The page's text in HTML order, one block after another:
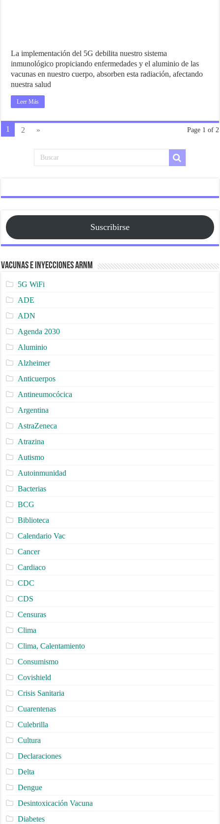
La implementación del 5G debilita nuestro sistema
inmunológico propiciando enfermedades y el aluminio de las
vacunas en nuestro cuerpo, absorben esta radiación, afectando
nuestra salud
Leer Más
Page 1 of 2
1 2 »
Suscribirse
Vacunas e Inyecciones ARNm
5G WiFi
ADE
ADN
Agenda 2030
Aluminio
Alzheimer
Anticuerpos
Antineumocócica
Argentina
AstraZeneca
Atrazina
Autismo
Autoinmunidad
Bacterias
BCG
Biblioteca
Calendario Vac
Cancer
Cardiaco
CDC
CDS
Censuras
Clima
Clima, Calentamiento
Consumismo
Covishield
Crisis Sanitaria
Cuarentenas
Culebrilla
Cultura
Declaraciones
Delta
Dengue
Desintoxicación Vacuna
Diabetes